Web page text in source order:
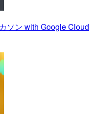
ソン with Google Cloud